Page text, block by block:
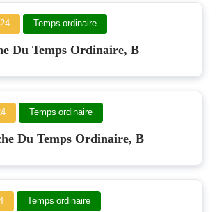
Temps ordinaire
Du Temps Ordinaire, B
Temps ordinaire
Du Temps Ordinaire, B
Temps ordinaire